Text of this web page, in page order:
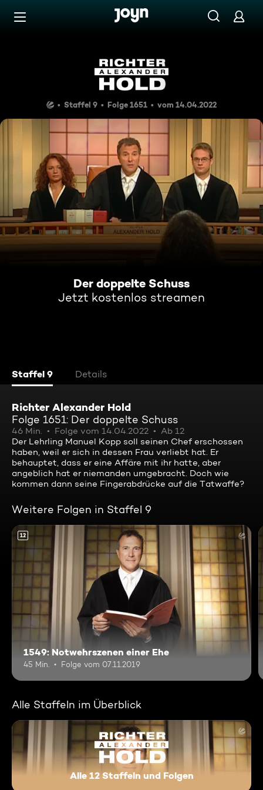
Zum Inhalt springen
Der doppelte Schuss
Staffel 9 Folge 1651 vom 14.04.2022
Der doppelte Schuss
Jetzt kostenlos streamen
Staffel 9 Details
Richter Alexander Hold
Folge 1651: Der doppelte Schuss
46 Min. Folge vom 14.04.2022
Ab 12
Der Lehrling Manuel Kopp soll seinen Chef erschossen
haben, weil er sich in dessen Frau verliebt hat. Er
behauptet, dass er eine Affäre mit ihr hatte, aber
angeblich hat er niemanden umgebracht. Doch wie
kommen dann seine Fingerabdrücke auf die Tatwaffe?
Weitere Folgen in Staffel 9
12
1549: Notwehrszenen einer Ehe
45 Min. Folge vom 07.11.2019
Alle Staffeln im Überblick
Alle 12 Staffeln und Folgen